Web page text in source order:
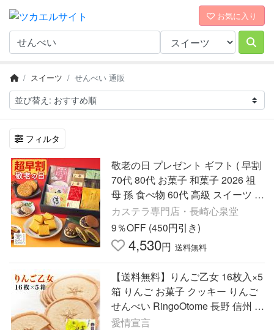
お気に入り
スイーツ せんべい 通販
フィルタ
敬老の日 プレゼント ギフト ( 早割
70代 80代 お菓子 和菓子 2026 祖
母 孫 食べ物 60代 高級 スイーツ カ
ステラ 詰め合わせ セット せんべ
い 高級 ) 五華 KRG0
カステラ専門店・長崎心泉堂
9％OFF (450円引き)
4,530円 送料無料
【送料無料】りんご乙女 16枚入×5
箱 りんご お菓子 クッキー りんご
せんべい RingoOtome 長野 信州 お
土産
愛情宣言